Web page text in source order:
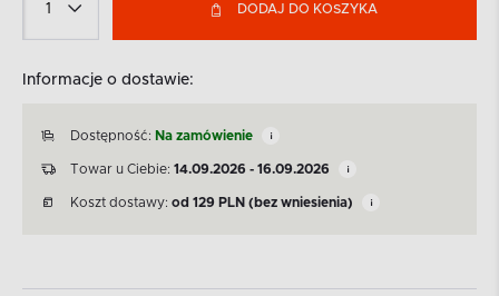
DODAJ DO KOSZYKA
Informacje o dostawie:
Dostępność: Na zamówienie
Towar u Ciebie: 14.09.2026 - 16.09.2026
Koszt dostawy: od 129 PLN (bez wniesienia)